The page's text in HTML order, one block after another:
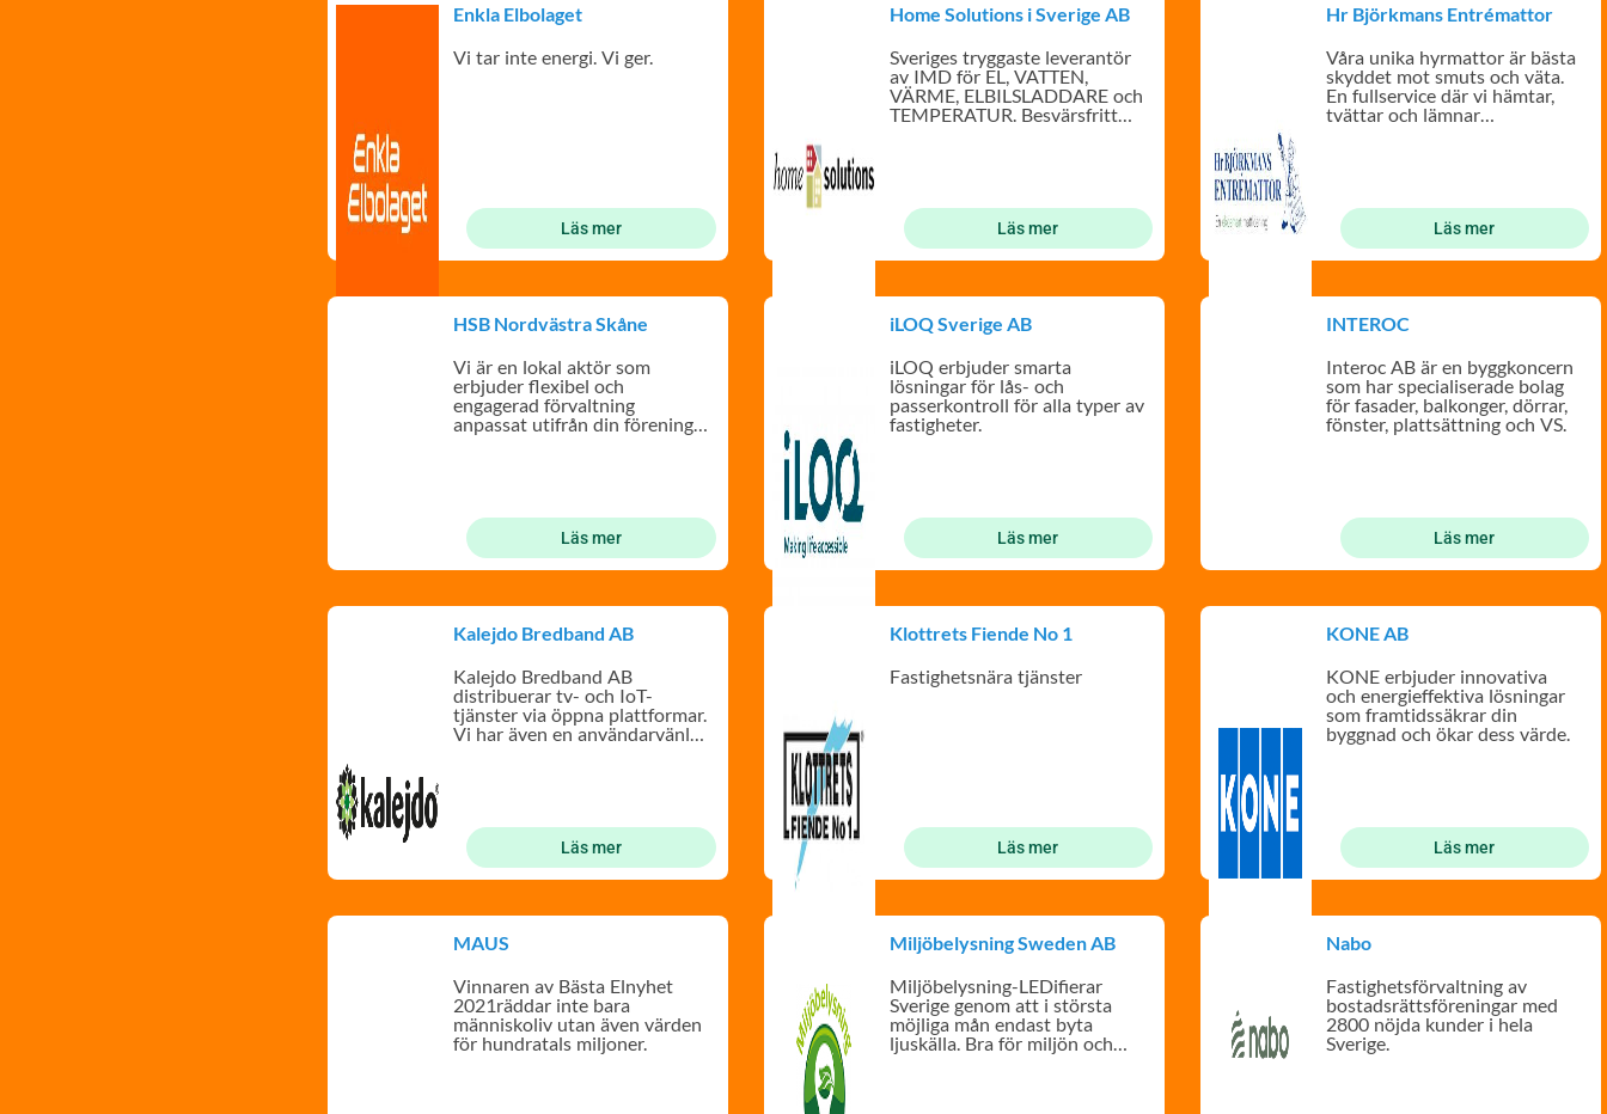
Enkla Elbolaget
Vi tar inte energi. Vi ger.
Läs mer
Home Solutions i Sverige AB
Sveriges tryggaste leverantör
av IMD för EL, VATTEN,
VÄRME, ELBILSLADDARE och
TEMPERATUR. Besvärsfritt
Läs mer
Hr Björkmans Entrémattor
Våra unika hyrmattor är bästa
skyddet mot smuts och väta.
En fullservice där vi hämtar,
tvättar och lämnar
Läs mer
HSB Nordvästra Skåne
Vi är en lokal aktör som
erbjuder flexibel och
engagerad förvaltning
anpassat utifrån din förenings
behov!
Läs mer
iLOQ Sverige AB
iLOQ erbjuder smarta
lösningar för lås- och
passerkontroll för alla typer av
fastigheter.
Läs mer
INTEROC
Interoc AB är en byggkoncern
som har specialiserade bolag
för fasader, balkonger, dörrar,
fönster, plattsättning och VS.
Läs mer
Kalejdo Bredband AB
Kalejdo Bredband AB
distribuerar tv- och IoT-
tjänster via öppna plattformar.
Vi har även en användarvänlig
Läs mer
Klottrets Fiende No 1
Fastighetsnära tjänster
Läs mer
KONE AB
KONE erbjuder innovativa
och energieffektiva lösningar
som framtidssäkrar din
byggnad och ökar dess värde.
Läs mer
MAUS
Vinnaren av Bästa Elnyhet
2021räddar inte bara
människoliv utan även värden
för hundratals miljoner.
Miljöbelysning Sweden AB
Miljöbelysning-LEDifierar
Sverige genom att i största
möjliga mån endast byta
ljuskälla. Bra för miljön och
plånboken.
Nabo
Fastighetsförvaltning av
bostadsrättsföreningar med
2800 nöjda kunder i hela
Sverige.